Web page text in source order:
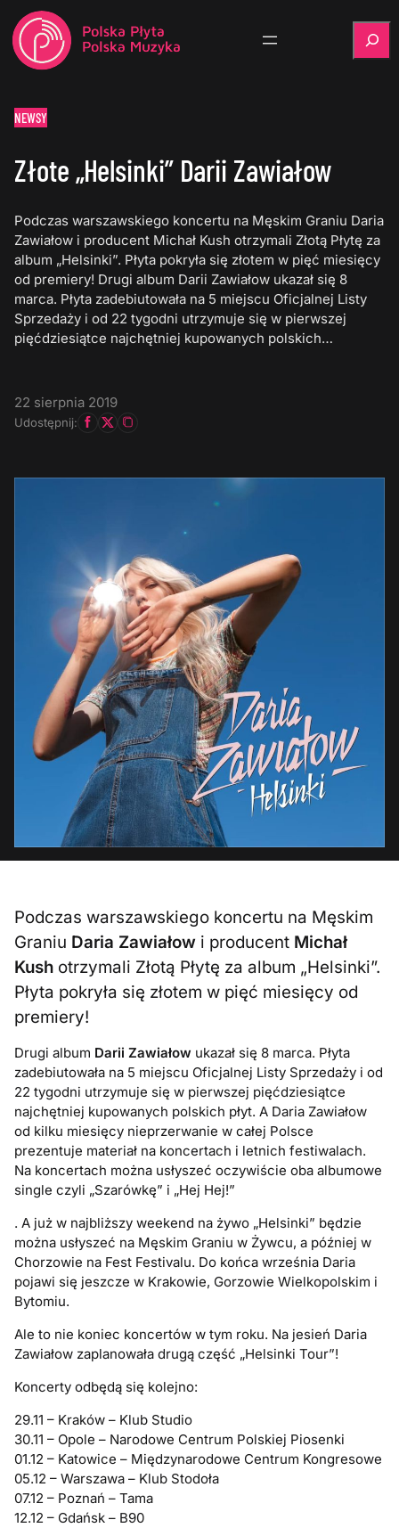
NEWSY
Złote „Helsinki” Darii Zawiałow
Podczas warszawskiego koncertu na Męskim Graniu Daria
Zawiałow i producent Michał Kush otrzymali Złotą Płytę za
album „Helsinki”. Płyta pokryła się złotem w pięć miesięcy
od premiery! Drugi album Darii Zawiałow ukazał się 8
marca. Płyta zadebiutowała na 5 miejscu Oficjalnej Listy
Sprzedaży i od 22 tygodni utrzymuje się w pierwszej
pięćdziesiątce najchętniej kupowanych polskich…
22 sierpnia 2019
Udostępnij:
Podczas warszawskiego koncertu na Męskim
Graniu Daria Zawiałow i producent Michał
Kush otrzymali Złotą Płytę za album „Helsinki”.
Płyta pokryła się złotem w pięć miesięcy od
premiery!
Drugi album Darii Zawiałow ukazał się 8 marca. Płyta
zadebiutowała na 5 miejscu Oficjalnej Listy Sprzedaży i od
22 tygodni utrzymuje się w pierwszej pięćdziesiątce
najchętniej kupowanych polskich płyt. A Daria Zawiałow
od kilku miesięcy nieprzerwanie w całej Polsce
prezentuje materiał na koncertach i letnich festiwalach.
Na koncertach można usłyszeć oczywiście oba albumowe
single czyli „Szarówkę” i „Hej Hej!”
. A już w najbliższy weekend na żywo „Helsinki” będzie
można usłyszeć na Męskim Graniu w Żywcu, a później w
Chorzowie na Fest Festivalu. Do końca września Daria
pojawi się jeszcze w Krakowie, Gorzowie Wielkopolskim i
Bytomiu.
Ale to nie koniec koncertów w tym roku. Na jesień Daria
Zawiałow zaplanowała drugą część „Helsinki Tour”!
Koncerty odbędą się kolejno:
29.11 – Kraków – Klub Studio
30.11 – Opole – Narodowe Centrum Polskiej Piosenki
01.12 – Katowice – Międzynarodowe Centrum Kongresowe
05.12 – Warszawa – Klub Stodoła
07.12 – Poznań – Tama
12.12 – Gdańsk – B90